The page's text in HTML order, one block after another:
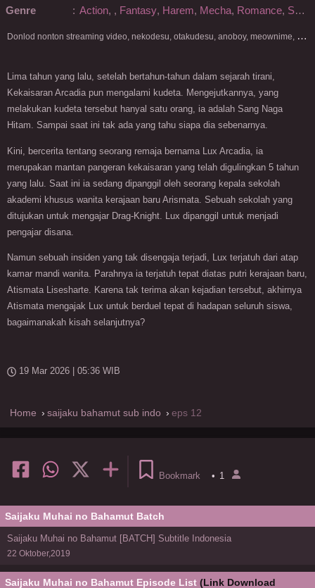
Genre
: Action, , Fantasy, Harem, Mecha, Romance, School
D
onlod nonton streaming video, nekodesu, otakudesu, anoboy, meownime, anitoki, meguminime, melody, oploverz, anoboy, nimegami, unduh, riie net, drivenime, myanimelist, MAL, kusonime, neonime, bstation, maxnime, Netflix, animeindo, anichin, crunchyroll, neonime, samehadaku, streaming, otakupoi, awsubs, anibatch, anikyojin, nekonime, kurogaze, zippyshare, vidio google drive, Muse Indonesia, kazefuri, iQIYI, Viu, Ani-One Asia, Animenonton, Otaku desu, Mangaku, Anibatch,Vidio, Genflix, Amazon Prime Video, 3GP, Mp4, 240p, Terlengkap.
Lima tahun yang lalu, setelah bertahun-tahun dalam sejarah tirani,
Kekaisaran Arcadia pun mengalami kudeta. Mengejutkannya, yang
melakukan kudeta tersebut hanyal satu orang, ia adalah Sang Naga
Hitam. Sampai saat ini tak ada yang tahu siapa dia sebenarnya.
Kini, bercerita tentang seorang remaja bernama Lux Arcadia, ia
merupakan mantan pangeran kekaisaran yang telah digulingkan 5 tahun
yang lalu. Saat ini ia sedang dipanggil oleh seorang kepala sekolah
akademi khusus wanita kerajaan baru Arismata. Sebuah sekolah yang
ditujukan untuk mengajar Drag-Knight. Lux dipanggil untuk menjadi
pengajar disana.
Namun sebuah insiden yang tak disengaja terjadi, Lux terjatuh dari atap
kamar mandi wanita. Parahnya ia terjatuh tepat diatas putri kerajaan baru,
Atismata Lisesharte. Karena tak terima akan kejadian tersebut, akhirnya
Atismata mengajak Lux untuk berduel tepat di hadapan seluruh siswa,
bagaimanakah kisah selanjutnya?
19 Mar 2026 | 05:36 WIB
Home saijaku bahamut sub indo eps 12
Bookmark • 1
Saijaku Muhai no Bahamut Batch
Saijaku Muhai no Bahamut [BATCH] Subtitle Indonesia
22 Oktober,2019
Saijaku Muhai no Bahamut Episode List (Link Download